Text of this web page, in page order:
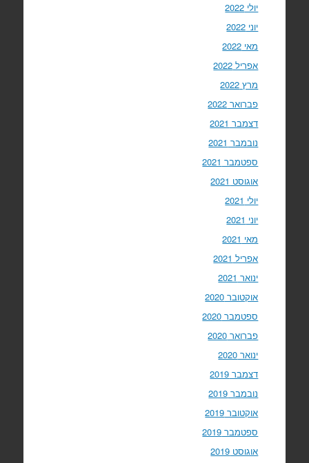
יולי 2022
יוני 2022
מאי 2022
אפריל 2022
מרץ 2022
פברואר 2022
דצמבר 2021
נובמבר 2021
ספטמבר 2021
אוגוסט 2021
יולי 2021
יוני 2021
מאי 2021
אפריל 2021
ינואר 2021
אוקטובר 2020
ספטמבר 2020
פברואר 2020
ינואר 2020
דצמבר 2019
נובמבר 2019
אוקטובר 2019
ספטמבר 2019
אוגוסט 2019